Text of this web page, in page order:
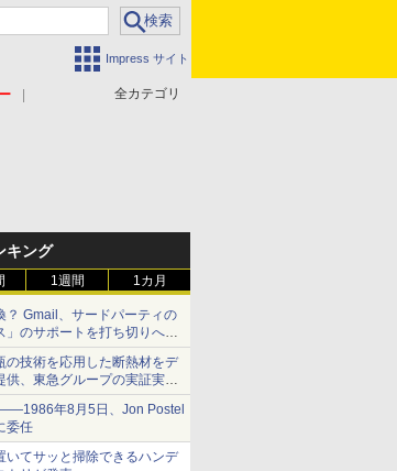
Impress サイト
全カテゴリ
キング
1週間 1カ月
？ Gmail、サードパーティの
」のサポートを打ち切りへ
】
の技術を応用した断熱材をデ
供、東急グループの実証実験
封真空断熱パネル TIVIP」
――1986年8月5日、Jon Postel
委任
いてサッと掃除できるハンデ